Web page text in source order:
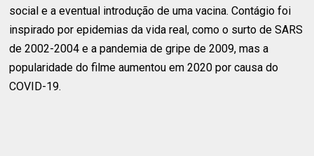
social e a eventual introdução de uma vacina. Contágio foi
inspirado por epidemias da vida real, como o surto de SARS
de 2002-2004 e a pandemia de gripe de 2009, mas a
popularidade do filme aumentou em 2020 por causa do
COVID-19.